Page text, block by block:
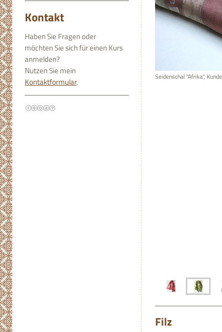
Kontakt
Haben Sie Fragen oder
möchten Sie sich für einen Kurs
anmelden?
Nutzen Sie mein
Kontaktformular. Seidenschal "Afrika",
Filz